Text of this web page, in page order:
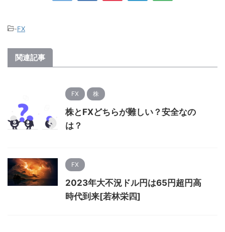
-FX
関連記事
FX 株
株とFXどちらが難しい？安全なの
は？
FX
2023年大不況ドル円は65円超円高
時代到来[若林栄四]